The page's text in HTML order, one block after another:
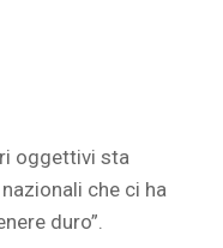
oggettivi sta
che ci ha
duro”.